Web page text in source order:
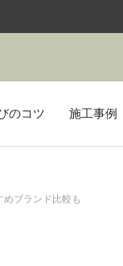
のコツ 施工事例
ブランド比較も